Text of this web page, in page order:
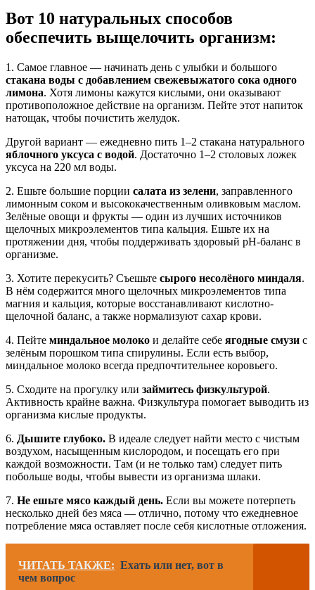
Вот 10 натуральных способов
обеспечить выщелочить организм:
1. Самое главное — начинать день с улыбки и большого
стакана воды с добавлением свежевыжатого сока одного
лимона. Хотя лимоны кажутся кислыми, они оказывают
противоположное действие на организм. Пейте этот напиток
натощак, чтобы почистить желудок.
Другой вариант — ежедневно пить 1–2 стакана натурального
яблочного уксуса с водой. Достаточно 1–2 столовых ложек
уксуса на 220 мл воды.
2. Ешьте большие порции салата из зелени, заправленного
лимонным соком и высококачественным оливковым маслом.
Зелёные овощи и фрукты — один из лучших источников
щелочных микроэлементов типа кальция. Ешьте их на
протяжении дня, чтобы поддерживать здоровый pH-баланс в
организме.
3. Хотите перекусить? Съешьте сырого несолёного миндаля.
В нём содержится много щелочных микроэлементов типа
магния и кальция, которые восстанавливают кислотно-
щелочной баланс, а также нормализуют сахар крови.
4. Пейте миндальное молоко и делайте себе ягодные смузи с
зелёным порошком типа спирулины. Если есть выбор,
миндальное молоко всегда предпочтительнее коровьего.
5. Сходите на прогулку или займитесь физкультурой.
Активность крайне важна. Физкультура помогает выводить из
организма кислые продукты.
6. Дышите глубоко. В идеале следует найти место с чистым
воздухом, насыщенным кислородом, и посещать его при
каждой возможности. Там (и не только там) следует пить
побольше воды, чтобы вывести из организма шлаки.
7. Не ешьте мясо каждый день. Если вы можете потерпеть
несколько дней без мяса — отлично, потому что ежедневное
потребление мяса оставляет после себя кислотные отложения.
ЧИТАТЬ ТАКЖЕ: Ехать или нет, вот в
чем вопрос